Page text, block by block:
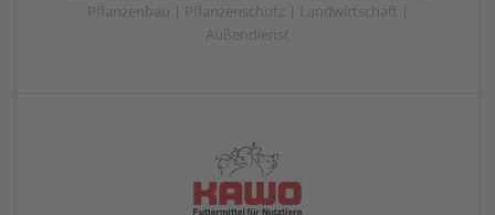
Pflanzenbau | Pflanzenschutz | Landwirtschaft |
Außendienst